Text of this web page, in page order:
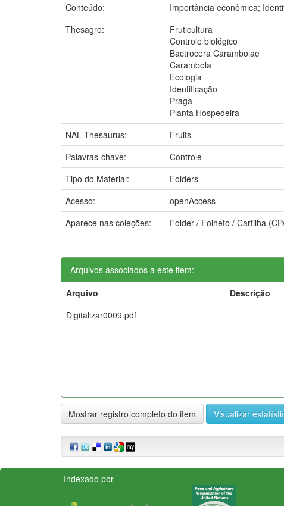
Conteúdo:
Importância econômica;
Thesagro:
Fruticultura
Controle biológico
Bactrocera Carambolae
Carambola
Ecologia
Identificação
Praga
Planta Hospedeira
NAL Thesaurus:
Fruits
Palavras-chave:
Controle
Tipo do Material:
Folders
Acesso:
openAccess
Aparece nas coleções:
Folder / Folheto / Cartilha
Arquivos associados a este item:
Arquivo
Descrição
Digitalizar0009.pdf
Mostrar registro completo do item Visualizar
Indexado por